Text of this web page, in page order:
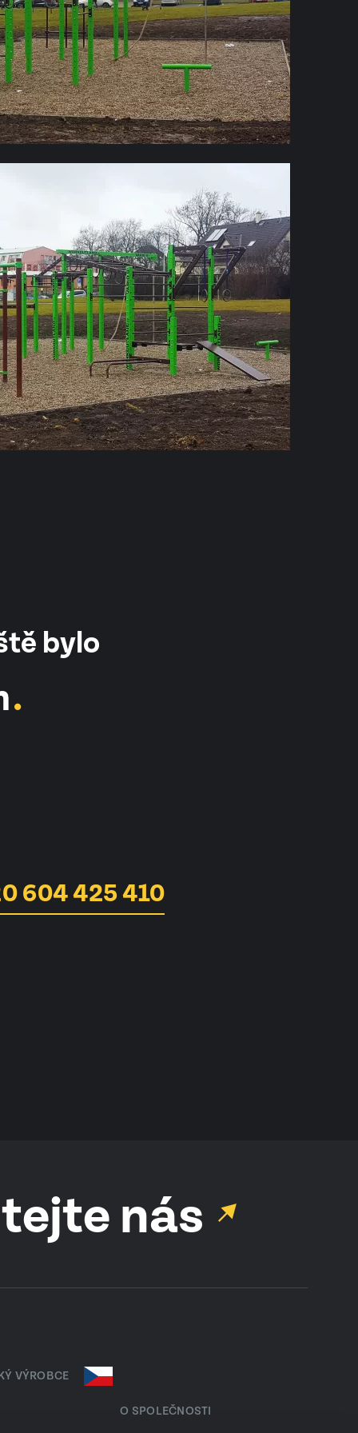
bylo
604 425 410
nás
VÝROBCE
O SPOLEČNOSTI